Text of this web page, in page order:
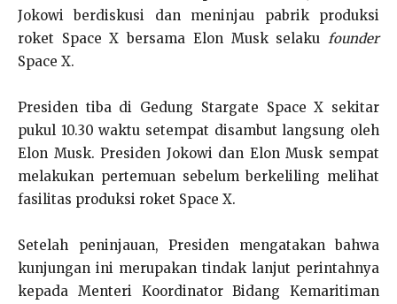
Jokowi berdiskusi dan meninjau pabrik produksi
roket Space X bersama Elon Musk selaku
founder
Space X.
Presiden tiba di Gedung Stargate Space X sekitar
pukul 10.30 waktu setempat disambut langsung oleh
Elon Musk. Presiden Jokowi dan Elon Musk sempat
melakukan pertemuan sebelum berkeliling melihat
fasilitas produksi roket Space X.
Setelah peninjauan, Presiden mengatakan bahwa
kunjungan ini merupakan tindak lanjut perintahnya
kepada Menteri Koordinator Bidang Kemaritiman